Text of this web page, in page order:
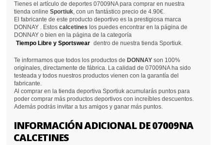
Tienes el artículo de deportes 07009NA para comprar en nuestra
tienda onlineSportiuk, con un fantástico precio de 4.90€.
El fabricante de este producto deportivo es la prestigiosa marca
DONNAY . Estoscalcetines los puedes encontrar en la página de
DONNAY o bien en la página de la categoría
Tiempo Libre y Sportswear dentro de nuestra tienda Sportiuk.
Te informamos que todos los productos de DONNAY son 100%
originales, directamente de fábrica. La calidad de 07009NA ha sido
testeada y todos nuestros productos vienen con la garantía del
fabricante.
Al comprar en la tienda deportiva Sportiuk acumularás puntos para
poder comprar más productos deportivos con increíbles descuentos.
Además podrás invitar a tus amigos y ganar más puntos.
INFORMACIÓN ADICIONAL DE 07009NA
CALCETINES